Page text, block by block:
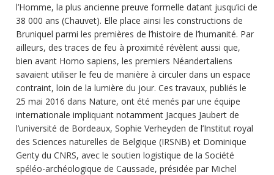
l’Homme, la plus ancienne preuve formelle datant jusqu’ici de
38 000 ans (Chauvet). Elle place ainsi les constructions de
Bruniquel parmi les premières de l’histoire de l’humanité. Par
ailleurs, des traces de feu à proximité révèlent aussi que,
bien avant Homo sapiens, les premiers Néandertaliens
savaient utiliser le feu de manière à circuler dans un espace
contraint, loin de la lumière du jour. Ces travaux, publiés le
25 mai 2016 dans Nature, ont été menés par une équipe
internationale impliquant notamment Jacques Jaubert de
l’université de Bordeaux, Sophie Verheyden de l’Institut royal
des Sciences naturelles de Belgique (IRSNB) et Dominique
Genty du CNRS, avec le soutien logistique de la Société
spéléo-archéologique de Caussade, présidée par Michel